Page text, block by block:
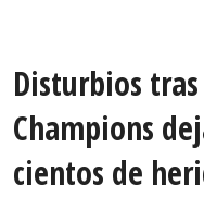
Disturbios
Champions
cientos de